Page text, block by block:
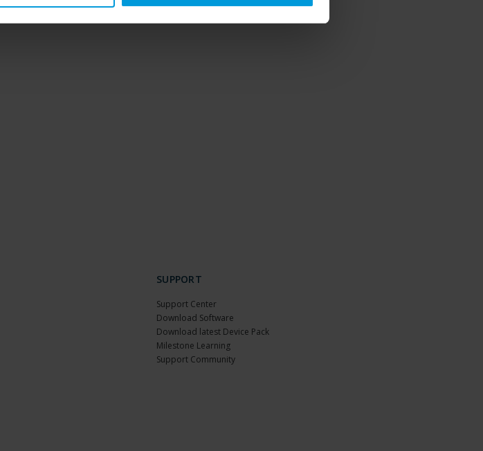
SUPPORT
Support Center
Download Software
Download latest Device Pack
Milestone Learning
Support Community